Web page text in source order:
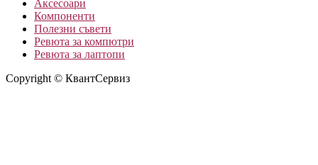
Аксесоари
Компоненти
Полезни съвети
Ревюта за компютри
Ревюта за лаптопи
Copyright © КвантСервиз